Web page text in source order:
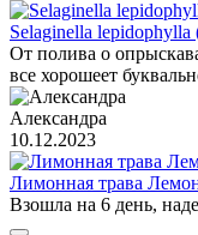
Selaginella lepidophylla
От полива о
все хорошеет
Александра
10.12.2023
Лимонная трава
Взошла на 6 день,